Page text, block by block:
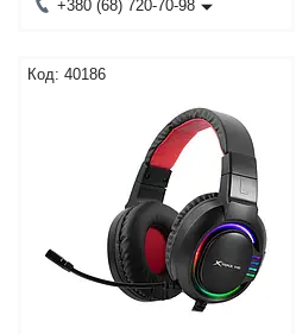
+380 (68) 720-70-98
40186